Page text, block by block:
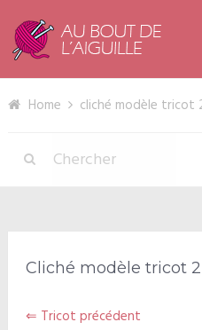
Home cliché modèle tricot
Cliché modèle tricot
⇐ Tricot précédent